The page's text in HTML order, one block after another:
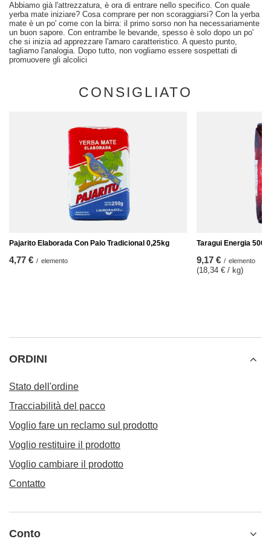
Abbiamo già l'attrezzatura, è ora di entrare nello specifico. Con quale
yerba mate iniziare? Cosa comprare per non scoraggiarsi? Con la yerba
mate è un po' come con la birra: il primo sorso non ha necessariamente
un buon sapore. Con entrambe le bevande, spesso è solo dopo un po'
che si inizia ad apprezzare l'amaro caratteristico. A questo punto,
tagliamo l'analogia. Dopo tutto, non vogliamo essere sospettati di
promuovere gli alcolici
CONSIGLIATO
Pajarito Elaborada Con Palo Tradicional 0,25kg
4,77 € / elemento
Taragui Energia 500g
9,17 € / elemento
(18,34 € / kg)
ORDINI
Stato dell'ordine
Tracciabilità del pacco
Voglio fare un reclamo sul prodotto
Voglio restituire il prodotto
Voglio cambiare il prodotto
Contatto
Conto